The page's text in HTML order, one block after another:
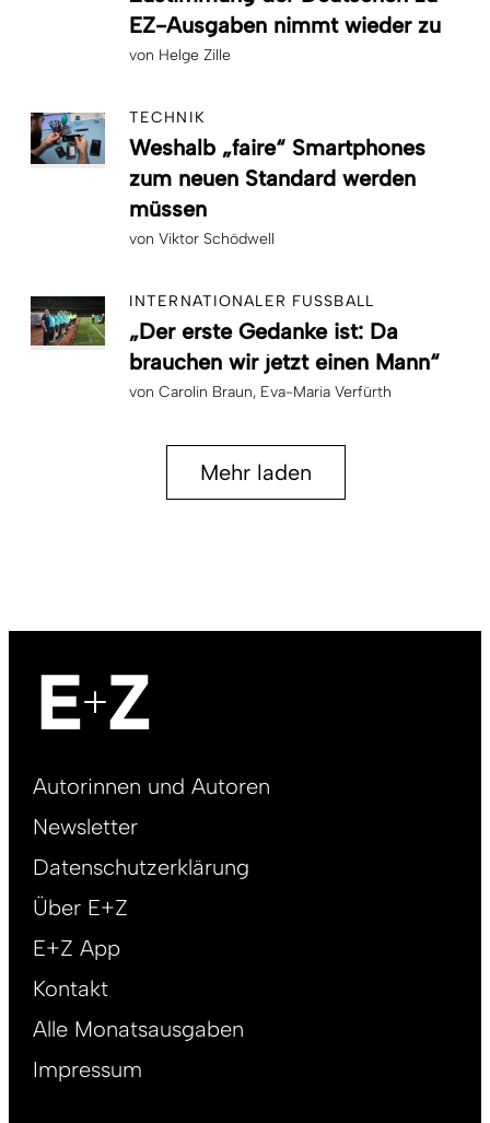
EZ-Ausgaben nimmt wieder zu
von Helge Zille
TECHNIK
Weshalb „faire“ Smartphones
zum neuen Standard werden
müssen
von Viktor Schödwell
INTERNATIONALER FUSSBALL
„Der erste Gedanke ist: Da
brauchen wir jetzt einen Mann“
von Carolin Braun Eva-Maria Verfürth
Mehr laden
Footer
DE
Autorinnen und Autoren
Newsletter
Datenschutzerklärung
Über E+Z
E+Z App
Kontakt
Alle Monatsausgaben
Impressum